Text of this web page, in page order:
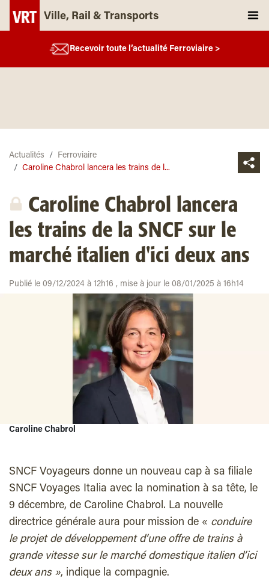
Ville, Rail & Transports
Recevoir toute l’actualité Ferroviaire >
Actualités
Ferroviaire
Caroline Chabrol lancera les trains de l...
Caroline Chabrol lancera
les trains de la SNCF sur le
marché italien d'ici deux ans
Publié le 09/12/2024 à 12h16 , mise à jour le 08/01/2025 à 16h14
Caroline Chabrol
SNCF Voyageurs donne un nouveau cap à sa filiale
SNCF Voyages Italia avec la nomination à sa tête, le
9 décembre, de Caroline Chabrol. La nouvelle
directrice générale aura pour mission de « conduire
le projet de développement d’une offre de trains à
grande vitesse sur le marché domestique italien d’ici
deux ans », indique la compagnie.